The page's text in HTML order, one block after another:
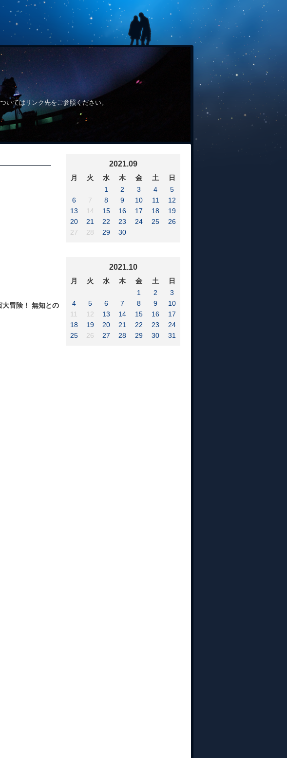
いてはリンク先をご参照ください。
2021.09
月 火 水 木 金 土
日
1
2 3 4
5
6
7 8 9 10 11
12
13
14 15 16 17 18
19
20
21 22 23 24 25
26
27
28 29 30
2021.10
月 火 水 木 金 土
日
1
2
3
4
5 6 7 8 9
10
11
12 13 14 15 16
17
18
19 20 21 22 23
24
25
26 27 28 29 30 31
冒険！ 無知との